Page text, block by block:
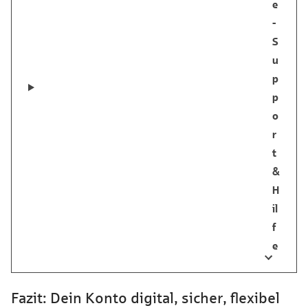
e
-
S
u
p
p
o
r
t
&
H
il
f
e
Fazit: Dein Konto digital, sicher, flexibel